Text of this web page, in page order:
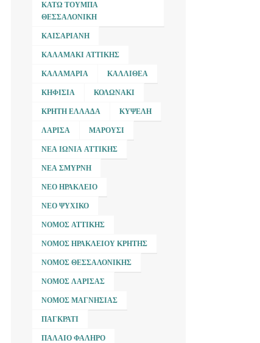
ΚΆΤΩ ΤΟΎΜΠΑ
ΘΕΣΣΑΛΟΝΊΚΗ
ΚΑΙΣΑΡΙΑΝΉ
ΚΑΛΑΜΆΚΙ ΑΤΤΙΚΉΣ
ΚΑΛΑΜΑΡΙΆ ΚΑΛΛΙΘΈΑ
ΚΗΦΙΣΙΆ ΚΟΛΩΝΆΚΙ
ΚΡΉΤΗ ΕΛΛΆΔΑ ΚΥΨΈΛΗ
ΛΆΡΙΣΑ ΜΑΡΟΎΣΙ
ΝΈΑ ΙΩΝΊΑ ΑΤΤΙΚΉΣ
ΝΈΑ ΣΜΎΡΝΗ
ΝΈΟ ΗΡΆΚΛΕΙΟ
ΝΈΟ ΨΥΧΙΚΌ
ΝΟΜΌΣ ΑΤΤΙΚΉΣ
ΝΟΜΌΣ ΗΡΑΚΛΕΊΟΥ ΚΡΉΤΗΣ
ΝΟΜΌΣ ΘΕΣΣΑΛΟΝΊΚΗΣ
ΝΟΜΌΣ ΛΆΡΙΣΑΣ
ΝΟΜΌΣ ΜΑΓΝΗΣΊΑΣ
ΠΑΓΚΡΆΤΙ
ΠΑΛΑΙΌ ΦΆΛΗΡΟ